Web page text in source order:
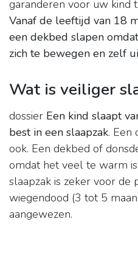
garanderen voor uw kind
Vanaf de leeftijd van 18
een dekbed slapen
zich te bewegen en zelf
Wat is veiliger
dossier Een kind slaapt
best in een slaapzak. Een
ook. Een dekbed of
omdat het veel te warm
slaapzak is zeker voor de
wiegendood (3 tot 5
aangewezen.